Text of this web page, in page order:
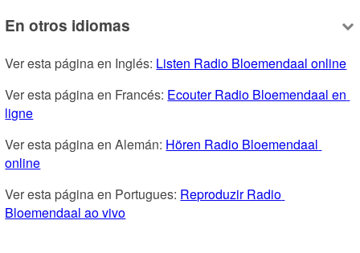
En otros idiomas
Ver esta página en Inglés: Listen Radio Bloemendaal online
Ver esta página en Francés: Ecouter Radio Bloemendaal en
ligne
Ver esta página en Alemán: Hören Radio Bloemendaal
online
Ver esta página en Portugues: Reproduzir Radio
Bloemendaal ao vivo